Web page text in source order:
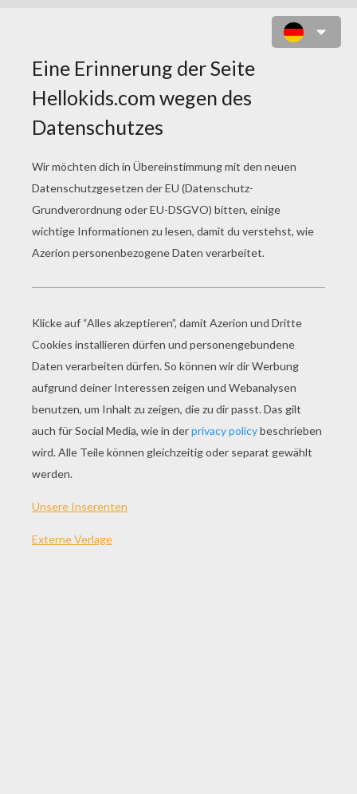
DER GLÖCKNER VON
NOTRE DAME